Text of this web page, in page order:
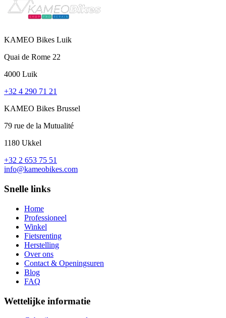
KAMEO Bikes Luik
Quai de Rome 22
4000 Luik
+32 4 290 71 21
KAMEO Bikes Brussel
79 rue de la Mutualité
1180 Ukkel
+32 2 653 75 51
info@kameobikes.com
Snelle links
Home
Professioneel
Winkel
Fietsrenting
Herstelling
Over ons
Contact & Openingsuren
Blog
FAQ
Wettelijke informatie